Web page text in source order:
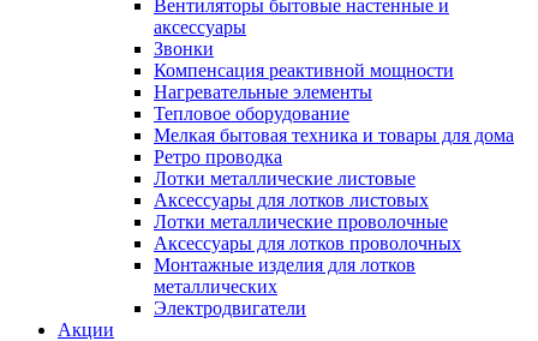
Вентиляторы бытовые настенные и
аксессуары
Звонки
Компенсация реактивной мощности
Нагревательные элементы
Тепловое оборудование
Мелкая бытовая техника и товары для дома
Ретро проводка
Лотки металлические листовые
Аксессуары для лотков листовых
Лотки металлические проволочные
Аксессуары для лотков проволочных
Монтажные изделия для лотков
металлических
Электродвигатели
Акции